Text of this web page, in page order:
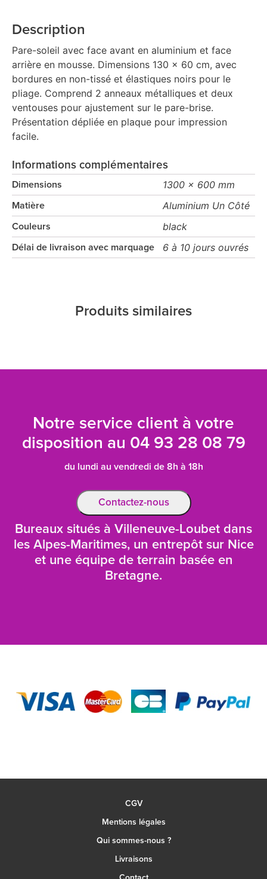
Description
Pare-soleil avec face avant en aluminium et face
arrière en mousse. Dimensions 130 x 60 cm, avec
bordures en non-tissé et élastiques noirs pour le
pliage. Comprend 2 anneaux métalliques et deux
ventouses pour ajustement sur le pare-brise.
Présentation dépliée en plaque pour impression
facile.
Informations complémentaires
Dimensions 1300 x 600 mm
Matière Aluminium Un Côté
Couleurs black
Délai de livraison avec marquage 6 à 10 jours ouvrés
Produits similaires
Notre service client à votre
disposition au 04 93 28 08 79
du lundi au vendredi de 8h à 18h
Contactez-nous
Bureaux situés à Villeneuve-Loubet dans
les Alpes-Maritimes, un entrepôt sur Nice
et une équipe de terrain basée en
Bretagne.
CGV
Mentions légales
Qui sommes-nous ?
Livraisons